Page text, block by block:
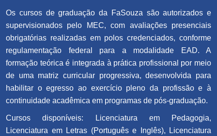
Os cursos de graduação da FaSouza são autorizados e
supervisionados pelo MEC, com avaliações presenciais
obrigatórias realizadas em polos credenciados, conforme
regulamentação federal para a modalidade EAD. A
formação teórica é integrada à prática profissional por meio
de uma matriz curricular progressiva, desenvolvida para
habilitar o egresso ao exercício pleno da profissão e à
continuidade acadêmica em programas de pós-graduação.
Cursos disponíveis: Licenciatura em Pedagogia,
Licenciatura em Letras (Português e Inglês), Licenciatura